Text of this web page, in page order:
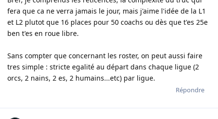
fera que ca ne verra jamais le jour, mais j'aime l'idée de la L1
et L2 plutot que 16 places pour 50 coachs ou dès que t'es 25e
ben t'es en roue libre.
Sans compter que concernant les roster, on peut aussi faire
tres simple : stricte egalité au départ dans chaque ligue (2
orcs, 2 nains, 2 es, 2 humains...etc) par ligue.
Répondre